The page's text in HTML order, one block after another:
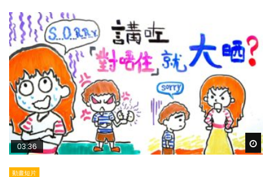
03:36
動畫短片